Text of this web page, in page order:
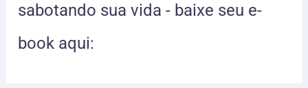
sabotando sua vida - baixe seu e-
book aqui: